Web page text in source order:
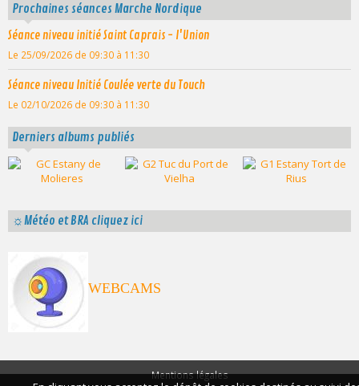
Prochaines séances Marche Nordique
Séance niveau initié Saint Caprais - l'Union
Le 25/09/2026 de 09:30 à 11:30
Séance niveau Initié Coulée verte du Touch
Le 02/10/2026 de 09:30 à 11:30
Derniers albums publiés
☼Météo et BRA cliquez ici
WEBCAMS
Mentions légales